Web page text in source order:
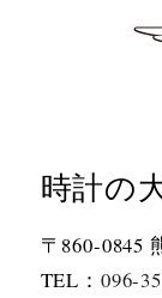
時計の
〒860-0845
TEL： 096-